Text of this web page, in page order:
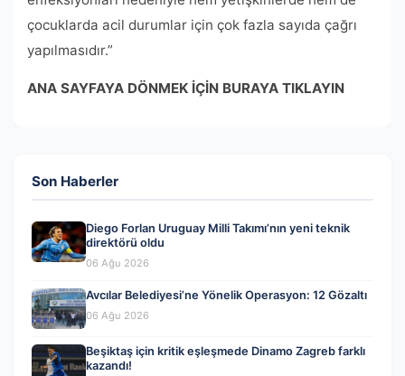
çocuklarda acil durumlar için çok fazla sayıda çağrı
yapılmasıdır.”
ANA SAYFAYA DÖNMEK İÇİN BURAYA TIKLAYIN
Son Haberler
Diego Forlan Uruguay Milli Takımı’nın yeni teknik
direktörü oldu
06 Ağu 2026
Avcılar Belediyesi’ne Yönelik Operasyon: 12 Gözaltı
06 Ağu 2026
Beşiktaş için kritik eşleşmede Dinamo Zagreb farklı
kazandı!